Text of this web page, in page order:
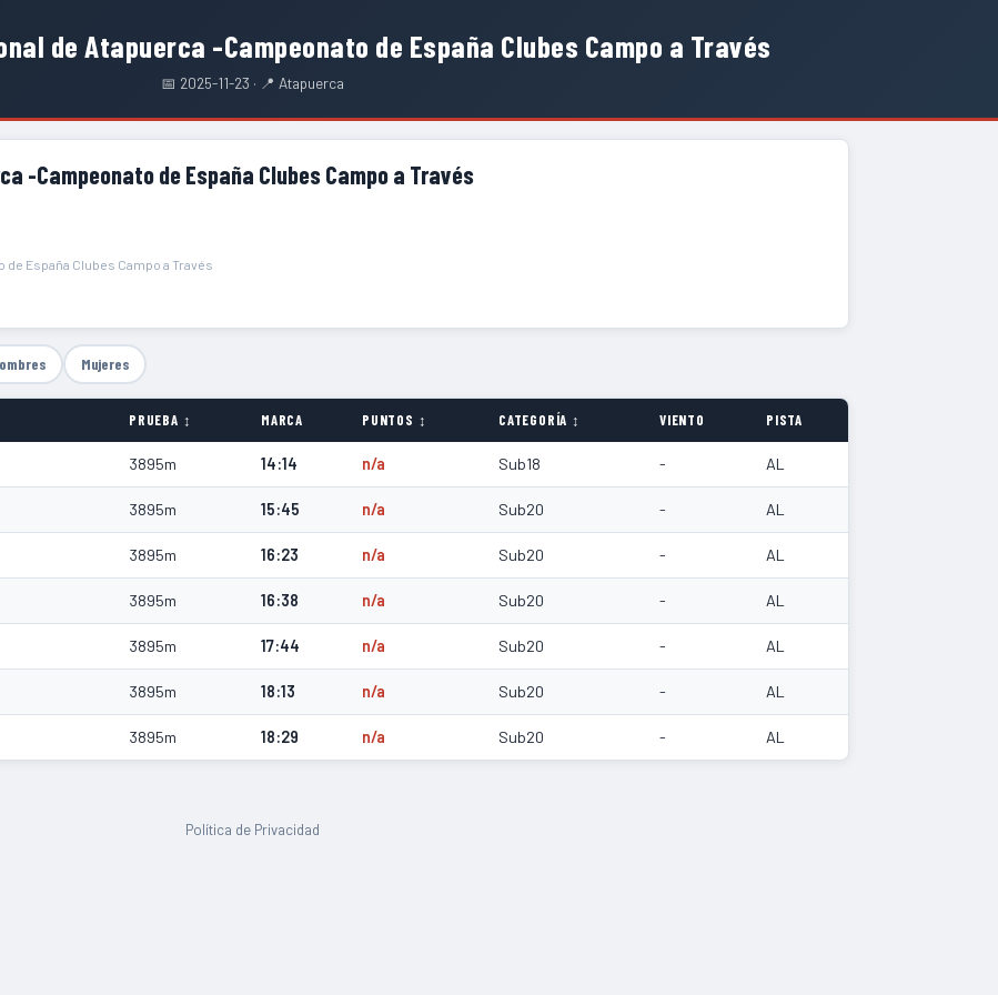
de Atapuerca -Campeonato de España Clubes Campo a Través
📅 2025-11-23 · 📍 Atapuerca
-Campeonato de España Clubes Campo a Través
España Clubes Campo a Través
Mujeres
PRUEBA ↕ MARCA PUNTOS ↕ CATEGORÍA ↕ VIENTO PISTA
3895m 14:14 n/a Sub18 - AL
3895m 15:45 n/a Sub20 - AL
3895m 16:23 n/a Sub20 - AL
3895m 16:38 n/a Sub20 - AL
3895m 17:44 n/a Sub20 - AL
3895m 18:13 n/a Sub20 - AL
3895m 18:29 n/a Sub20 - AL
Política de Privacidad